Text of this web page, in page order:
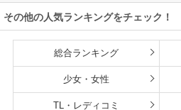
その他の人気ランキングをチェック！
総合ランキング
少女・女性
TL・レディコミ